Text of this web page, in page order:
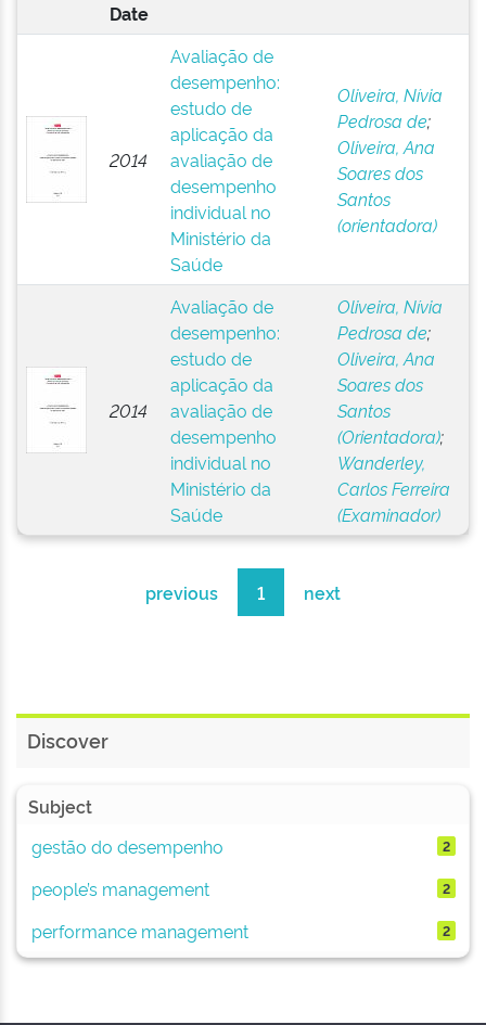
Date
2014
Avaliação de
desempenho:
estudo de
aplicação da
avaliação de
desempenho
individual no
Ministério da
Saúde
Oliveira, Nívia
Pedrosa de;
Oliveira, Ana
Soares dos
Santos
(orientadora)
2014
Avaliação de
desempenho:
estudo de
aplicação da
avaliação de
desempenho
individual no
Ministério da
Saúde
Oliveira, Nívia
Pedrosa de;
Oliveira, Ana
Soares dos
Santos
(Orientadora);
Wanderley,
Carlos Ferreira
(Examinador)
previous 1 next
Discover
Subject
gestão do desempenho
2
people’s management 2
performance management 2